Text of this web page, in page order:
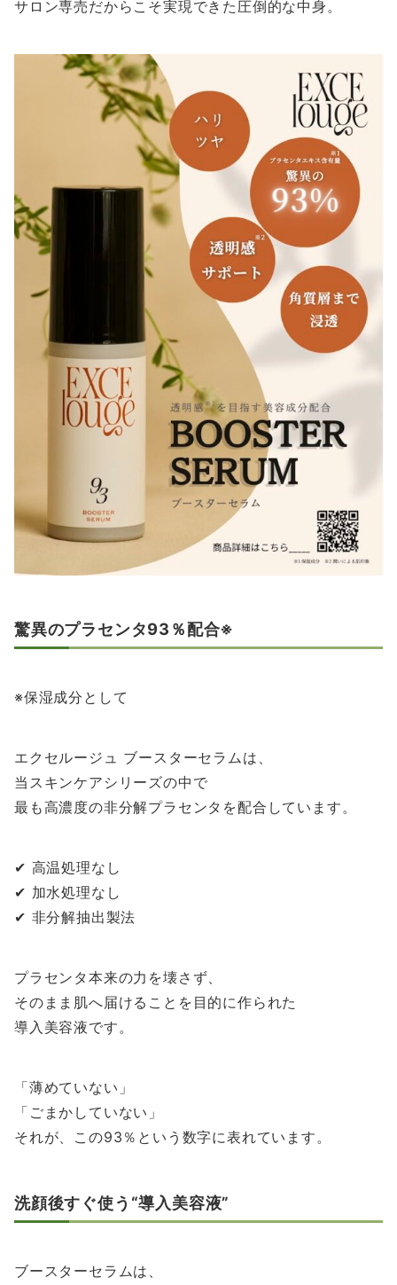
サロン専売だからこそ実現できた圧倒的な中身。
驚異のプラセンタ93％配合※
※保湿成分として
エクセルージュ ブースターセラムは、
当スキンケアシリーズの中で
最も高濃度の非分解プラセンタを配合しています。
✔ 高温処理なし
✔ 加水処理なし
✔ 非分解抽出製法
プラセンタ本来の力を壊さず、
そのまま肌へ届けることを目的に作られた
導入美容液です。
「薄めていない」
「ごまかしていない」
それが、この93％という数字に表れています。
洗顔後すぐ使う“導入美容液”
ブースターセラムは、